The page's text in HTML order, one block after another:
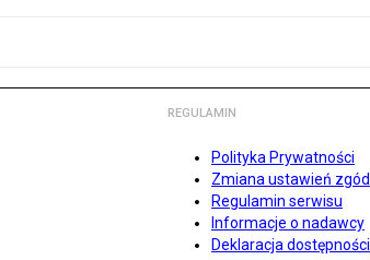
REGULAMIN
Polityka Prywatności
Zmiana ustawień zgód
Regulamin serwisu
Informacje o nadawcy
Deklaracja dostępności